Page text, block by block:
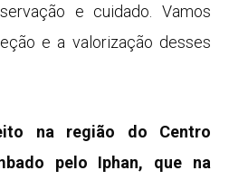
e cuidado. Vamos
e a valorização desses
na região do Centro
pelo Iphan, que na